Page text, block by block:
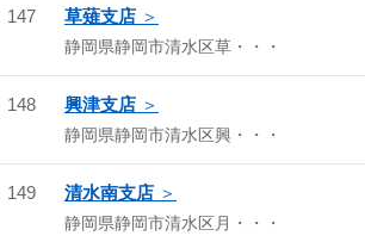
147 草薙支店
静岡県静岡市清水区草・・・
148 興津支店
静岡県静岡市清水区興・・・
149 清水南支店
静岡県静岡市清水区月・・・